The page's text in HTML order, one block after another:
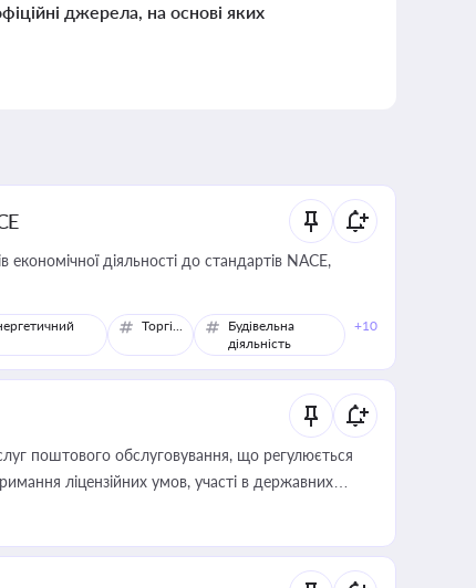
джерела, на основі яких
економічної діяльності до стандартів NACE,
Торгівля
Будівельна
діяльність
+10
поштового обслуговування, що регулюється
ліцензійних умов, участі в державних